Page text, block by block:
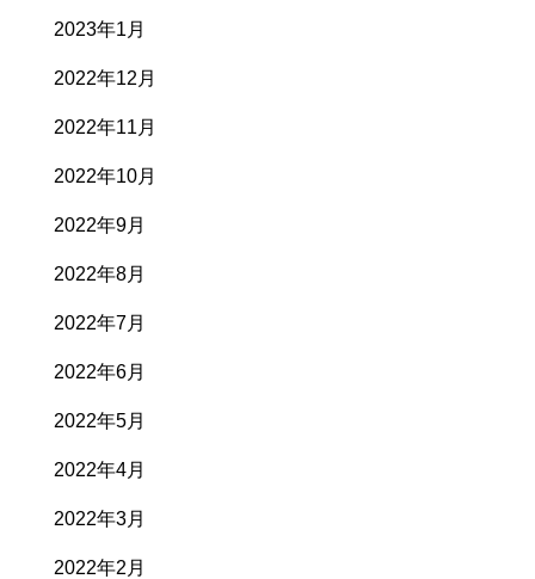
2023年1月
2022年12月
2022年11月
2022年10月
2022年9月
2022年8月
2022年7月
2022年6月
2022年5月
2022年4月
2022年3月
2022年2月